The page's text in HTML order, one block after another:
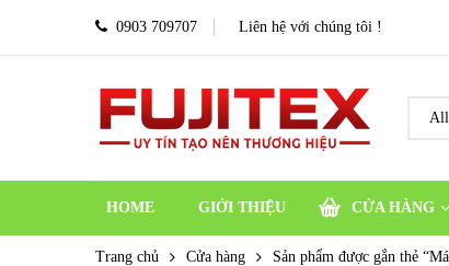
0903 709707 Liên hệ với chúng tôi !
HOME GIỚI THIỆU CỬA HÀNG
Trang chủ Cửa hàng Sản phẩm được gắn thẻ